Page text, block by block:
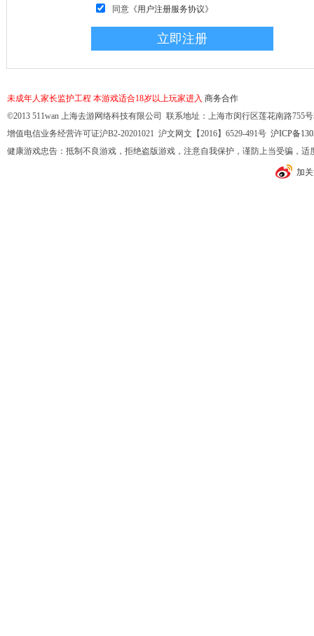
同意 《用户注册服务协议》
未成年人家长监护工程 本游戏适合18岁以上玩家进入 商务合作
©2013 511wan 上海去游网络科技有限公司 联系地址：上海市闵行区莲花南路755
增值电信业务经营许可证沪B2-20201021 沪文网文【2016】6529-491号 沪ICP备
健康游戏忠告：抵制不良游戏，拒绝盗版游戏，注意自我保护，谨防上当受骗，
加